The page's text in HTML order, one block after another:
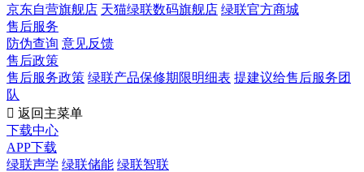
京东自营旗舰店 天猫绿联数码旗舰店 绿联官方商城
售后服务
防伪查询 意见反馈
售后政策
售后服务政策 绿联产品保修期限明细表 提建议给售后服务团
队
 返回主菜单
下载中心
APP下载
绿联声学 绿联储能 绿联智联